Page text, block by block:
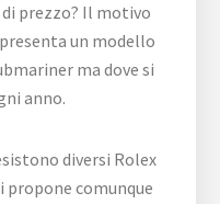
prezzo? Il motivo
un modello
ma dove si
anno.
diversi Rolex
propone comunque